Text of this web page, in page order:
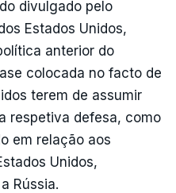
divulgado pelo
Estados Unidos,
anterior do
colocada no facto de
terem de assumir
respetiva defesa, como
em relação aos
Unidos,
Rússia.